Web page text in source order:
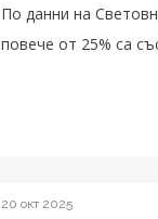
По данни на
повече от 25% са
20 окт 2025